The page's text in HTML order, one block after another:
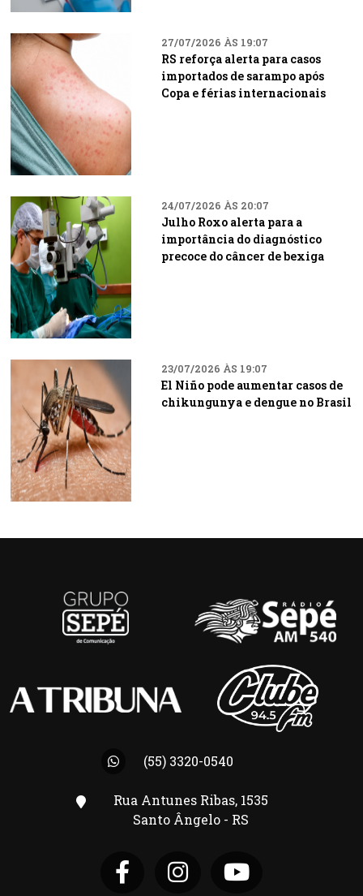
27/07/2026 ÀS 19:07
RS reforça alerta para casos
importados de sarampo após
Copa e férias internacionais
24/07/2026 ÀS 20:07
Julho Roxo alerta para a
importância do diagnóstico
precoce do câncer de bexiga
23/07/2026 ÀS 19:07
El Niño pode aumentar casos de
chikungunya e dengue no Brasil
(55) 3320-0540
Rua Antunes Ribas, 1535
Santo Ângelo - RS